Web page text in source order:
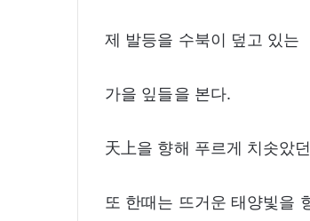
제 발등을 수북이 덮고 있는
가을 잎들을 본다.
天上을 향해 푸르게 치솟았
또 한때는 뜨거운 태양빛을